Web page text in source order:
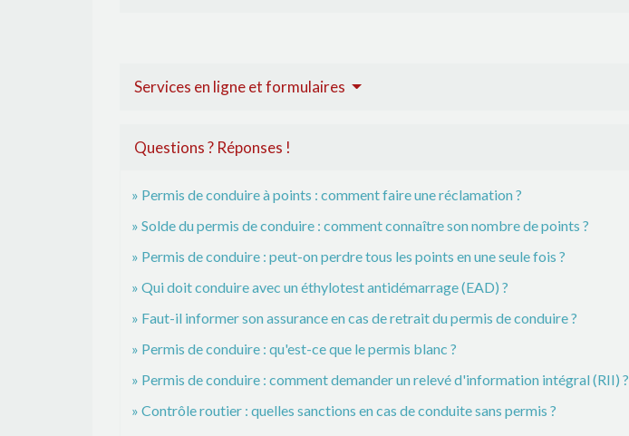
Services en ligne et formulaires
Questions ? Réponses !
Permis de conduire à points : comment faire une réclamation ?
Solde du permis de conduire : comment connaître son nombre de points ?
Permis de conduire : peut-on perdre tous les points en une seule fois ?
Qui doit conduire avec un éthylotest antidémarrage (EAD) ?
Faut-il informer son assurance en cas de retrait du permis de conduire ?
Permis de conduire : qu'est-ce que le permis blanc ?
Permis de conduire : comment demander un relevé d'information intégral (RII) ?
Contrôle routier : quelles sanctions en cas de conduite sans permis ?